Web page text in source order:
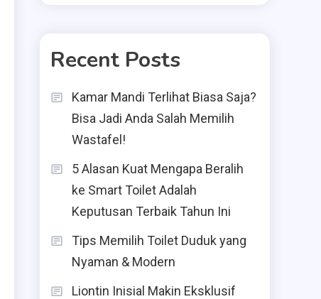
Recent Posts
Kamar Mandi Terlihat Biasa Saja?
Bisa Jadi Anda Salah Memilih
Wastafel!
5 Alasan Kuat Mengapa Beralih
ke Smart Toilet Adalah
Keputusan Terbaik Tahun Ini
Tips Memilih Toilet Duduk yang
Nyaman & Modern
Liontin Inisial Makin Eksklusif